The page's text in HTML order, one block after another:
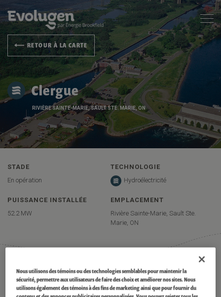
RETOUR À LA CARTE
Clergue
RIVIÈRE SAINTE-MARIE, SAULT STE. MARIE, ON
STADE
En opération
TECHNOLOGIE
Hydroélectricité
PUISSANCE INSTALLÉE
52.2 MW
EMPLACEMENT
Rivière Sainte-Marie, Sault Ste.
Marie, ON
Certifié ECOLOGO®
Le barrage Clergue est certifié et porte la marque UL 2854 – (2010)
Nous utilisons des témoins ou des technologies semblables pour maintenir la
sécurité, permettre aux utilisateurs de faire des choix et améliorer nos sites. Nous
utilisons également des témoins à des fins de marketing ainsi que pour fournir du